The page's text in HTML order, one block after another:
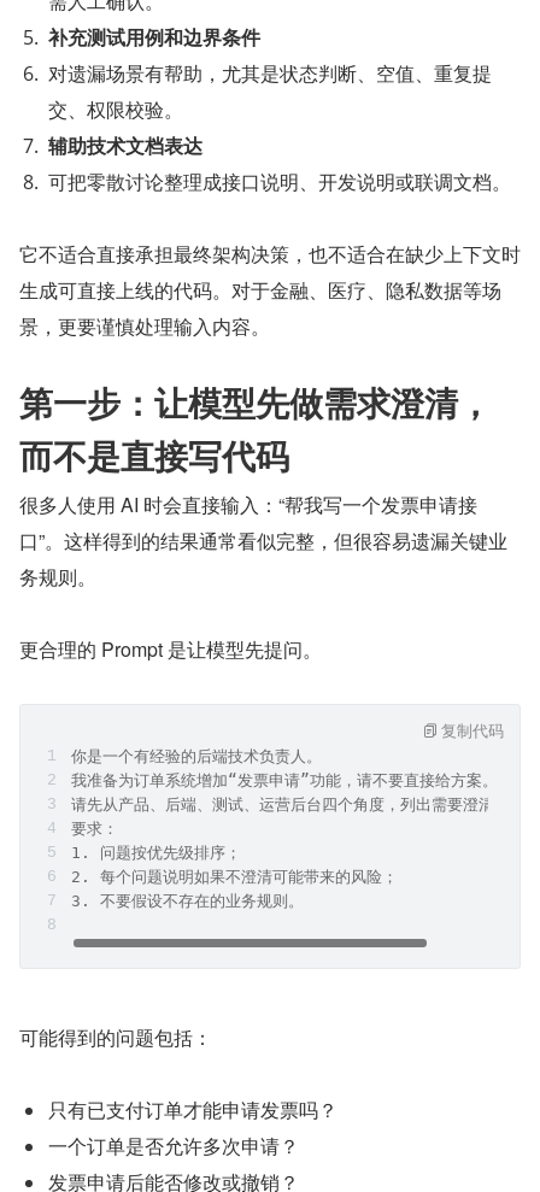
补充测试用例和边界条件
对遗漏场景有帮助，尤其是状态判断、空值、重复提
交、权限校验。
辅助技术文档表达
可把零散讨论整理成接口说明、开发说明或联调文档。
它不适合直接承担最终架构决策，也不适合在缺少上下文时
生成可直接上线的代码。对于金融、医疗、隐私数据等场
景，更要谨慎处理输入内容。
第一步：让模型先做需求澄清，
而不是直接写代码
很多人使用 AI 时会直接输入：“帮我写一个发票申请接
口”。这样得到的结果通常看似完整，但很容易遗漏关键业
务规则。
更合理的 Prompt 是让模型先提问。
你是一个有经验的后端技术负责人。
我准备为订单系统增加“发票申请”功能，请不要直接给方案。
请先从产品、后端、测试、运营后台四个角度，列出需要澄清的问
要求：
1. 问题按优先级排序；
2. 每个问题说明如果不澄清可能带来的风险；
3. 不要假设不存在的业务规则。
复制代码
可能得到的问题包括：
只有已支付订单才能申请发票吗？
一个订单是否允许多次申请？
发票申请后能否修改或撤销？